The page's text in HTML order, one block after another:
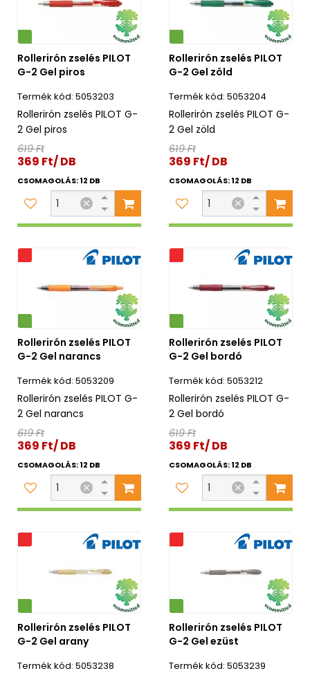
Rollerirón zselés PILOT
G-2 Gel piros
5053203
Rollerirón zselés PILOT G-
2 Gel piros
619 Ft
369 Ft/ DB
CSOMAGOLÁS: 12 DB
Környezetbarát
Rollerirón zselés PILOT
G-2 Gel zöld
5053204
Rollerirón zselés PILOT G-
2 Gel zöld
619 Ft
369 Ft/ DB
CSOMAGOLÁS: 12 DB
Rollerirón zselés PILOT
G-2 Gel narancs
5053209
Rollerirón zselés PILOT G-
2 Gel narancs
619 Ft
369 Ft/ DB
CSOMAGOLÁS: 12 DB
Akciós
Környezetbarát
Rollerirón zselés PILOT
G-2 Gel bordó
5053212
Rollerirón zselés PILOT G-
2 Gel bordó
619 Ft
369 Ft/ DB
CSOMAGOLÁS: 12 DB
Rollerirón zselés PILOT
G-2 Gel arany
5053238
Akciós
Környezetbarát
Rollerirón zselés PILOT
G-2 Gel ezüst
5053239